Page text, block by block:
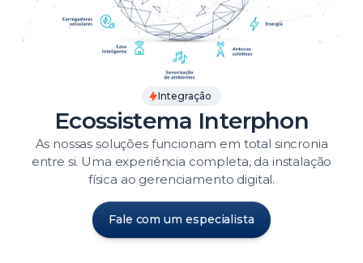
Integração
Ecossistema Interphon
As nossas soluções funcionam em total sincronia
entre si. Uma experiência completa, da instalação
física ao gerenciamento digital.
Fale com um especialista